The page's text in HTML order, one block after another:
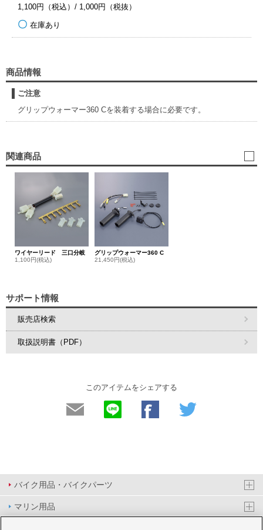
1,100円（税込）/ 1,000円（税抜）
在庫あり
商品情報
ご注意
グリップウォーマー360 Cを装着する場合に必要です。
関連商品
ワイヤーリード 三口分岐
1,100円(税込)
グリップウォーマー360 C
21,450円(税込)
サポート情報
販売店検索
取扱説明書（PDF）
このアイテムをシェアする
バイク用品・バイクパーツ
マリン用品